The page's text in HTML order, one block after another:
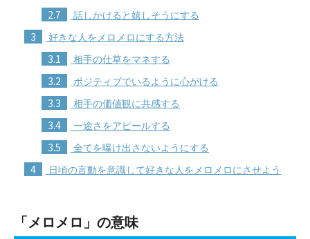
2.7 話しかけると嬉しそうにする
3 好きな人をメロメロにする方法
3.1 相手の仕草をマネする
3.2 ポジティブでいるように心がける
3.3 相手の価値観に共感する
3.4 一途さをアピールする
3.5 全てを曝け出さないようにする
4 日頃の言動を意識して好きな人をメロメロにさせよう
「メロメロ」の意味